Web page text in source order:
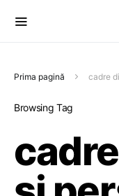
Prima pagină cadre
Browsing Tag